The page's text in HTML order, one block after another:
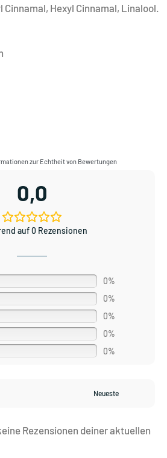
Hexyl Cinnamal, Linalool.
zur Echtheit von Bewertungen
0,0
auf 0 Rezensionen
0%
0%
0%
0%
0%
Rezensionen deiner aktuellen